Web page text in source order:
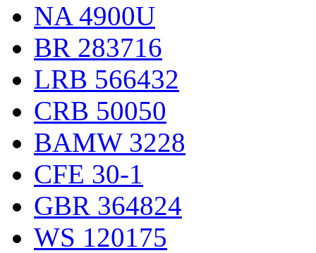
NA 4900U
BR 283716
LRB 566432
CRB 50050
BAMW 3228
CFE 30-1
GBR 364824
WS 120175